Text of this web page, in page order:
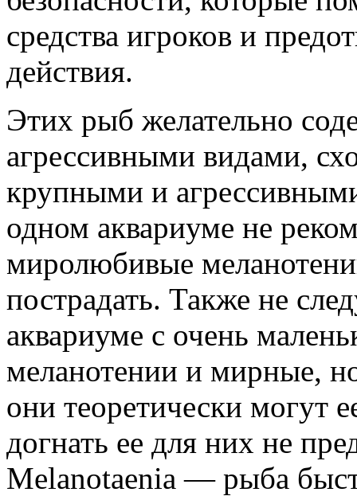
средства игроков и
действия.
Этих рыб желательно
агрессивными видами,
крупными и
одном аквариуме не
миролюбивые
пострадать. Также не
аквариуме с очень
меланотении и мирные,
они теоретически могут
догнать ее для них не
Melanotaenia — рыба